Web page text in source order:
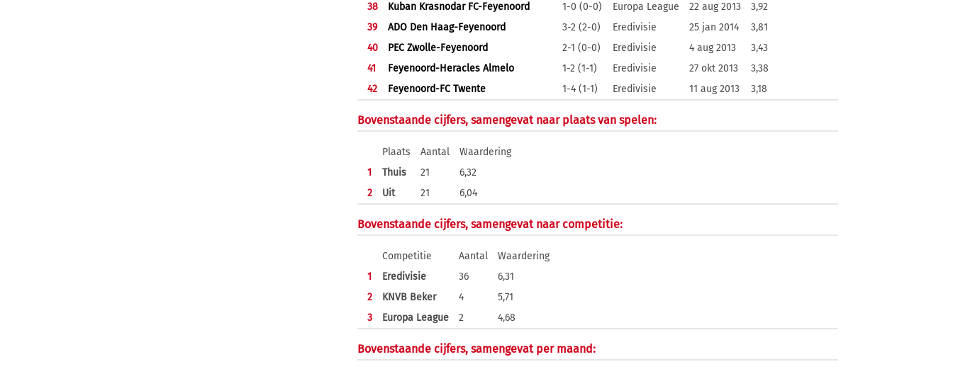
38
Kuban Krasnodar FC-Feyenoord 1-0 (0-0) Europa League 22 aug 2013
3,92
39
ADO Den Haag-Feyenoord 3-2 (2-0) Eredivisie 25 jan 2014
3,81
40
PEC Zwolle-Feyenoord 2-1 (0-0) Eredivisie 4 aug 2013
3,43
41
Feyenoord-Heracles Almelo 1-2 (1-1) Eredivisie 27 okt 2013
3,38
42
Feyenoord-FC Twente 1-4 (1-1) Eredivisie 11 aug 2013 3,18
Bovenstaande cijfers, samengevat naar plaats van spelen:
Plaats Aantal
Waardering
1
Thuis 21
6,32
2
Uit 21 6,04
Bovenstaande cijfers, samengevat naar competitie:
Competitie Aantal
Waardering
1
Eredivisie 36
6,31
2
KNVB Beker 4
5,71
3
Europa League 2 4,68
Bovenstaande cijfers, samengevat per maand: